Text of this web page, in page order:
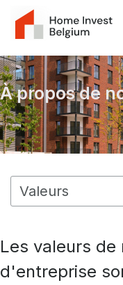
À propos de
Les valeurs
d'entreprise